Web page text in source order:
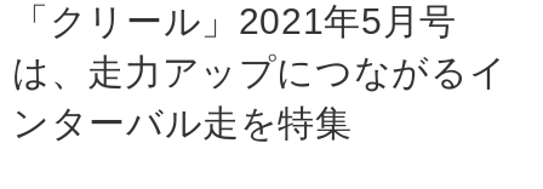
「クリール」2021年5月号
は、走力アップにつながるイ
ンターバル走を特集